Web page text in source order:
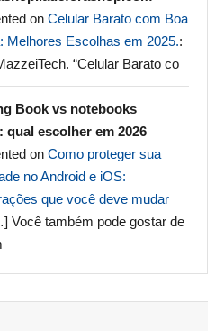
onCelular Barato com Boa
Melhores Escolhas em 2025.:
“Celular Barato co
Book vs notebooks
qual escolher em 2026
onComo proteger sua
no Android e iOS:
que você deve mudar
Você também pode gostar de